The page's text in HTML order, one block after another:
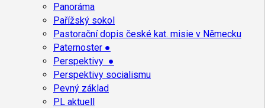
Panoráma
Pařížský sokol
Pastorační dopis české kat. misie v Německu
Paternoster ●
Perspektivy ●
Perspektivy socialismu
Pevný základ
PL aktuell